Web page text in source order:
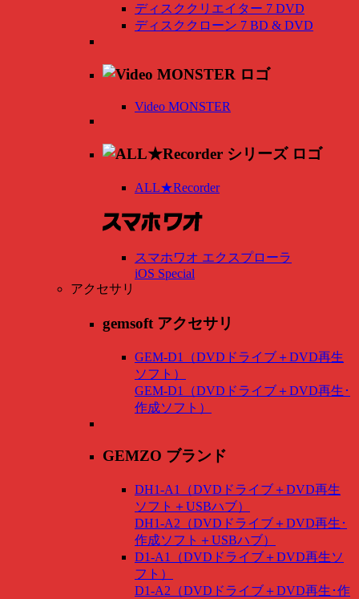
ディスククリエイター 7 DVD
ディスククローン 7 BD & DVD
Video MONSTER
ALL★Recorder
スマホワオ エクスプローラ
iOS Special
アクセサリ
gemsoft アクセサリ
GEM-D1（DVDドライブ＋DVD再生
ソフト）
GEM-D1（DVDドライブ＋DVD再生･
作成ソフト）
GEMZO ブランド
DH1-A1（DVDドライブ＋DVD再生
ソフト＋USBハブ）
DH1-A2（DVDドライブ＋DVD再生･
作成ソフト＋USBハブ）
D1-A1（DVDドライブ＋DVD再生ソ
フト）
D1-A2（DVDドライブ＋DVD再生･作